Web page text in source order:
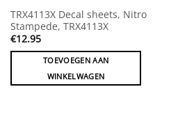
TRX4113X Decal sheets, Nitro
Stampede, TRX4113X
€12.95
TOEVOEGEN AAN
WINKELWAGEN